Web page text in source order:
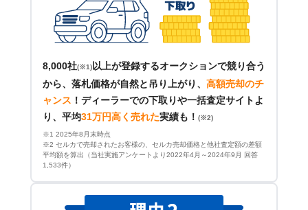
8,000社(※1) 以上が登録するオークションで競り合う
から、落札価格が自然と吊り上がり、 高額売却のチ
ャンス ！ ディーラーでの下取りや一括査定サイトよ
り、平均31万円高く売れた実績も！ (※2)
※1 2025年8月末時点
※2 セルカで売却されたお客様の、セルカ売却価格と他社査定額の差額
平均額を算出（当社実施アンケートより2022年4月～2024年9月 回答
1,533件）